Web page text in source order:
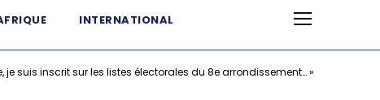
INTERNATIONAL
je suis inscrit sur les listes électorales du 8e arrondissement… »